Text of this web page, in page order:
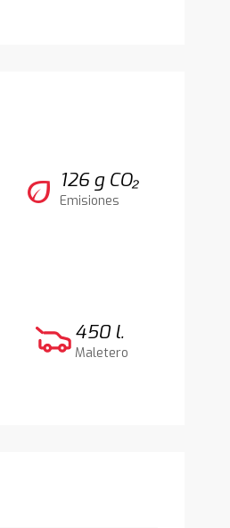
eco 126 g CO₂
Emisiones
450 l.
Maletero